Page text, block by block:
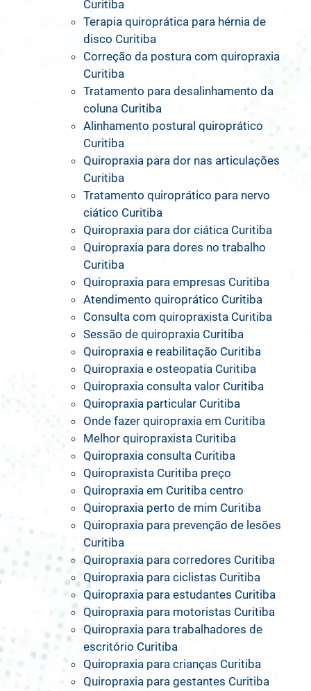
Curitiba
Terapia quiroprática para hérnia de
disco Curitiba
Correção da postura com quiropraxia
Curitiba
Tratamento para desalinhamento da
coluna Curitiba
Alinhamento postural quiroprático
Curitiba
Quiropraxia para dor nas articulações
Curitiba
Tratamento quiroprático para nervo
ciático Curitiba
Quiropraxia para dor ciática Curitiba
Quiropraxia para dores no trabalho
Curitiba
Quiropraxia para empresas Curitiba
Atendimento quiroprático Curitiba
Consulta com quiropraxista Curitiba
Sessão de quiropraxia Curitiba
Quiropraxia e reabilitação Curitiba
Quiropraxia e osteopatia Curitiba
Quiropraxia consulta valor Curitiba
Quiropraxia particular Curitiba
Onde fazer quiropraxia em Curitiba
Melhor quiropraxista Curitiba
Quiropraxia consulta Curitiba
Quiropraxista Curitiba preço
Quiropraxia em Curitiba centro
Quiropraxia perto de mim Curitiba
Quiropraxia para prevenção de lesões
Curitiba
Quiropraxia para corredores Curitiba
Quiropraxia para ciclistas Curitiba
Quiropraxia para estudantes Curitiba
Quiropraxia para motoristas Curitiba
Quiropraxia para trabalhadores de
escritório Curitiba
Quiropraxia para crianças Curitiba
Quiropraxia para gestantes Curitiba